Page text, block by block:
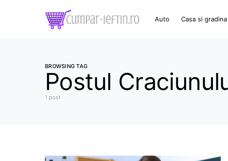
Auto Casa si gradina
BROWSING TAG
Postul
1 post